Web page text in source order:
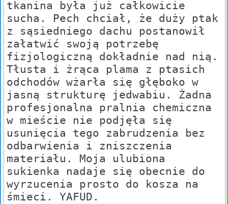
tkanina była już całkowicie
sucha. Pech chciał, że duży ptak
z sąsiedniego dachu postanowił
załatwić swoją potrzebę
fizjologiczną dokładnie nad nią.
Tłusta i żrąca plama z ptasich
odchodów wżarła się głęboko w
jasną strukturę jedwabiu. Żadna
profesjonalna pralnia chemiczna
w mieście nie podjęła się
usunięcia tego zabrudzenia bez
odbarwienia i zniszczenia
materiału. Moja ulubiona
sukienka nadaje się obecnie do
wyrzucenia prosto do kosza na
śmieci. YAFUD.